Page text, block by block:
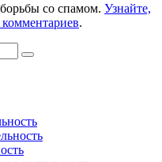
со спамом. Узнайте,
.